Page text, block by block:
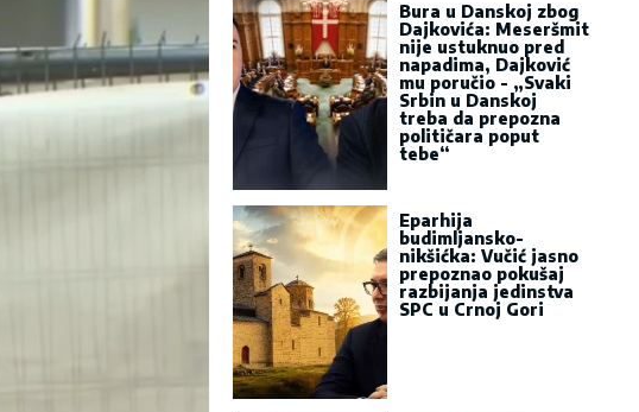
Bura u Danskoj zbog
Dajkovića: Meseršmit
nije ustuknuo pred
napadima, Dajković
mu poručio - „Svaki
Srbin u Danskoj
treba da prepozna
političara poput
tebe“
Eparhija
budimljansko-
nikšićka: Vučić jasno
prepoznao pokušaj
razbijanja jedinstva
SPC u Crnoj Gori